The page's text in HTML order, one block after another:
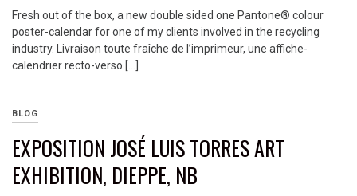
Fresh out of the box, a new double sided one Pantone® colour
poster-calendar for one of my clients involved in the recycling
industry. Livraison toute fraîche de l’imprimeur, une affiche-
calendrier recto-verso […]
BLOG
EXPOSITION JOSÉ LUIS TORRES ART
EXHIBITION, DIEPPE, NB